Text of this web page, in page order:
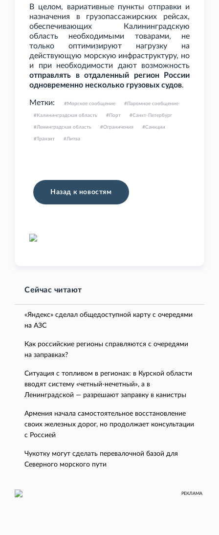
В целом, вариативные пункты отправки и
назначения в грузопассажирских рейсах,
обеспечивающих Калининградскую
область необходимыми товарами, не
только оптимизируют нагрузку на
действующую морскую инфраструктуру, но
и при необходимости дают возможность
отправлять в отдаленный регион России
одновременно несколько грузовых судов.
Метки: Морское сообщение Паромное сообщение
Калининградская область Порт Санкт-Петербург
Ленинградская область Ограничения Санкции
Транзит Литва
Назад к новостям
Сейчас читают
«Яндекс» сделал общедоступной карту с очередями
на АЗС
Как российские регионы справляются с очередями
на заправках?
Ситуация с топливом в регионах: в Курской области
вводят систему «четный-нечетный», а в
Ленинградской — разрешают заправку в канистры
Армения начала самостоятельное восстановление
своих железных дорог, но продолжает консультации
с Россией
Чукотку могут сделать перевалочной базой для
Северного морского пути
РЕКЛАМА